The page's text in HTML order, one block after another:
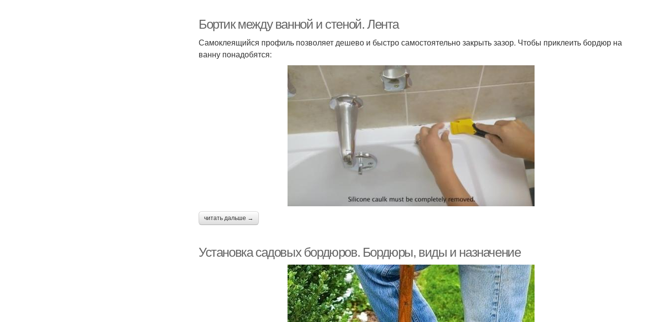
Бортик между ванной и стеной. Лента
Самоклеящийся профиль позволяет дешево и быстро самостоятельно закрыть зазор. Чтобы приклеить бордюр на
ванну понадобятся:
читать дальше →
Установка садовых бордюров. Бордюры, виды и назначение